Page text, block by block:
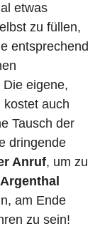
etwas
zu füllen,
entsprechend
eigene,
kostet auch
Tausch der
dringende
Anruf, um zu
am Ende
zu sein!